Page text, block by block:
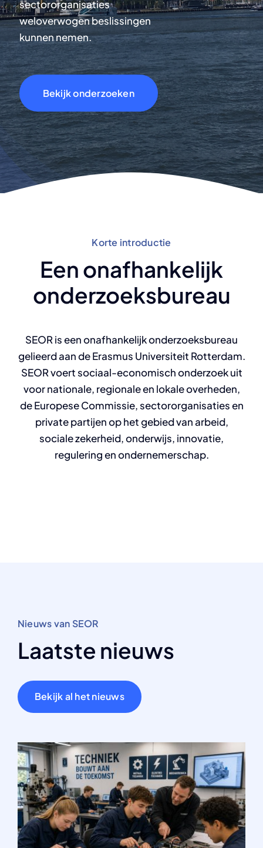
sectororganisaties
weloverwogen beslissingen
kunnen nemen.
Bekijk onderzoeken
Korte introductie
Een onafhankelijk
onderzoeksbureau
SEOR is een onafhankelijk onderzoeksbureau
gelieerd aan de Erasmus Universiteit Rotterdam.
SEOR voert sociaal-economisch onderzoek uit
voor nationale, regionale en lokale overheden,
de Europese Commissie, sectororganisaties en
private partijen op het gebied van arbeid,
sociale zekerheid, onderwijs, innovatie,
regulering en ondernemerschap.
Nieuws van SEOR
Laatste nieuws
Bekijk al het nieuws